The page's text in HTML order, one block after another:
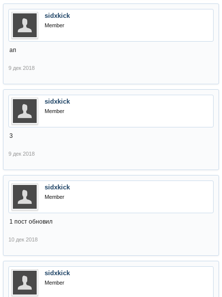
sidxkick
Member
ап
9 дек 2018
sidxkick
Member
3
9 дек 2018
sidxkick
Member
1 пост обновил
10 дек 2018
sidxkick
Member